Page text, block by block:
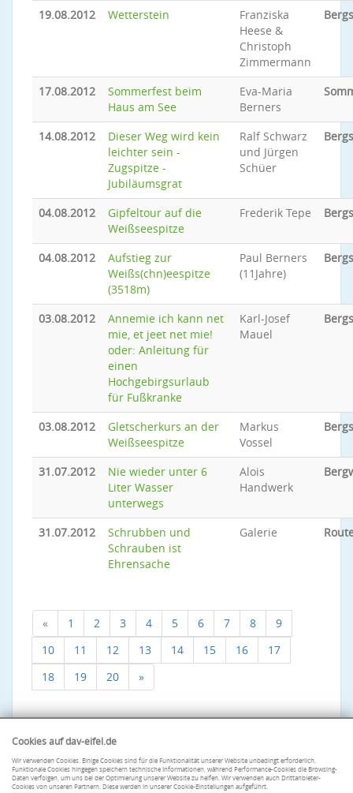
19.08.2012 Wetterstein
Franziska
Heese &
Christoph
Zimmermann
17.08.2012
Sommerfest beim
Haus am See
Eva-Maria
Berners
14.08.2012
Dieser Weg wird kein
leichter sein -
Zugspitze -
Jubiläumsgrat
Ralf Schwarz
und Jürgen
Schüer
04.08.2012
Gipfeltour auf die
Weißseespitze
Frederik Tepe
04.08.2012
Aufstieg zur
Weißs(chn)eespitze
(3518m)
Paul Berners
(11Jahre)
03.08.2012
Annemie ich kann net
mie, et jeet net mie!
oder: Anleitung für
einen
Hochgebirgsurlaub
für Fußkranke
Karl-Josef
Mauel
03.08.2012
Gletscherkurs an der
Weißseespitze
Markus
Vossel
31.07.2012
Nie wieder unter 6
Liter Wasser
unterwegs
Alois
Handwerk
31.07.2012
Schrubben und
Schrauben ist
Ehrensache
Galerie
« 1 2 3 4 5 6 7 8
9
10
11 12 13 14 15 16
17
18
19 20 »
Cookies auf dav-eifel.de
Wir verwenden Cookies. Einige Cookies sind für die Funktionalität unserer Website unbedingt erforderlich.
Funktionale Cookies hingegen speichern technische Informationen, während Performance-Cookies die Browsing-
Daten verfolgen, um uns bei der Optimierung unserer Website zu helfen. Wir verwenden auch Drittanbieter-
Cookies von unseren Partnern. Diese werden in unserer Cookie-Einstellungen aufgeführt.